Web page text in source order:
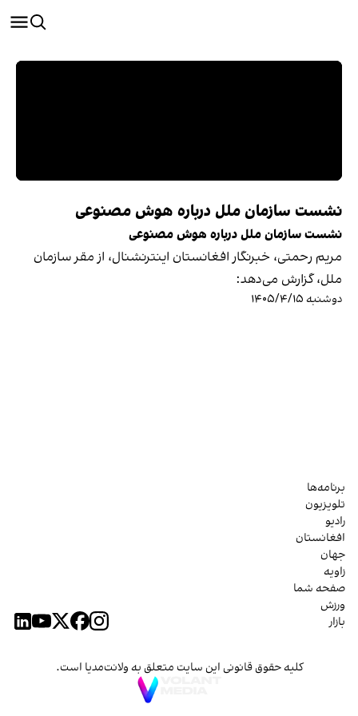
نشست سازمان ملل درباره هوش مصنوعی
نشست سازمان ملل درباره هوش مصنوعی
مریم رحمتی، خبرنگار افغانستان اینترنشنال، از مقر سازمان
ملل، گزارش می‌دهد:
دوشنبه ۱۴۰۵/۴/۱۵
برنامه‌ها
تلویزیون
رادیو
افغانستان
جهان
زاویه
صفحه شما
ورزش
بازار
کلیه حقوق قانونی این سایت متعلق به ولانت‌مدیا است.